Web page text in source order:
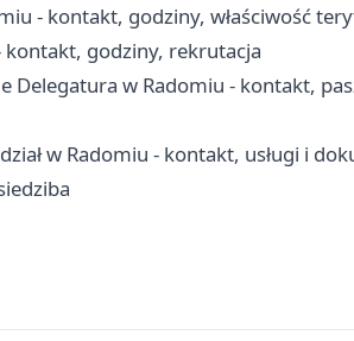
- kontakt, godziny, właściwość
godziny, rekrutacja
Delegatura w Radomiu - kontakt,
w Radomiu - kontakt, usługi i